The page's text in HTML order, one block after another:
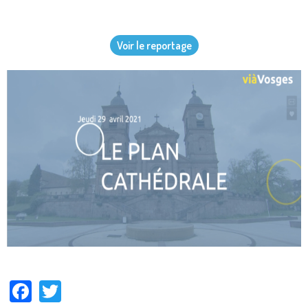
Voir le reportage
Facebook